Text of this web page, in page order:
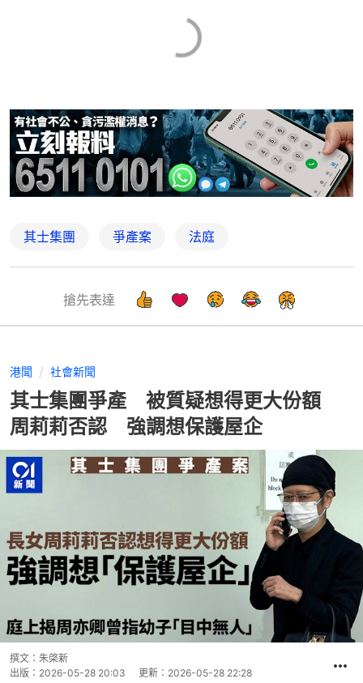
其士集團 爭產案 法庭
搶先表達
港聞 社會新聞
其士集團爭產 被質疑想得更大份額
周莉莉否認 強調想保護屋企
撰文： 朱棨新
出版： 2026-05-28 20:03 更新： 2026-05-28 22:28